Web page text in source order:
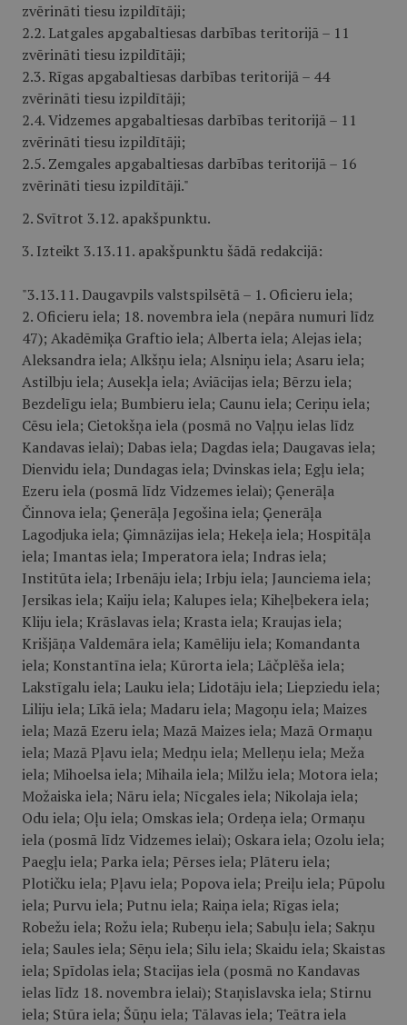
zvērināti tiesu izpildītāji;
2.2. Latgales apgabaltiesas darbības teritorijā – 11
zvērināti tiesu izpildītāji;
2.3. Rīgas apgabaltiesas darbības teritorijā – 44
zvērināti tiesu izpildītāji;
2.4. Vidzemes apgabaltiesas darbības teritorijā – 11
zvērināti tiesu izpildītāji;
2.5. Zemgales apgabaltiesas darbības teritorijā – 16
zvērināti tiesu izpildītāji."
2. Svītrot 3.12. apakšpunktu.
3. Izteikt 3.13.11. apakšpunktu šādā redakcijā:
"3.13.11. Daugavpils valstspilsētā – 1. Oficieru iela;
2. Oficieru iela; 18. novembra iela (nepāra numuri līdz
47); Akadēmiķa Graftio iela; Alberta iela; Alejas iela;
Aleksandra iela; Alkšņu iela; Alsniņu iela; Asaru iela;
Astilbju iela; Ausekļa iela; Aviācijas iela; Bērzu iela;
Bezdelīgu iela; Bumbieru iela; Caunu iela; Ceriņu iela;
Cēsu iela; Cietokšņa iela (posmā no Vaļņu ielas līdz
Kandavas ielai); Dabas iela; Dagdas iela; Daugavas iela;
Dienvidu iela; Dundagas iela; Dvinskas iela; Egļu iela;
Ezeru iela (posmā līdz Vidzemes ielai); Ģenerāļa
Činnova iela; Ģenerāļa Jegošina iela; Ģenerāļa
Lagodjuka iela; Ģimnāzijas iela; Hekeļa iela; Hospitāļa
iela; Imantas iela; Imperatora iela; Indras iela;
Institūta iela; Irbenāju iela; Irbju iela; Jaunciema iela;
Jersikas iela; Kaiju iela; Kalupes iela; Kiheļbekera iela;
Kliju iela; Krāslavas iela; Krasta iela; Kraujas iela;
Krišjāņa Valdemāra iela; Kamēliju iela; Komandanta
iela; Konstantīna iela; Kūrorta iela; Lāčplēša iela;
Lakstīgalu iela; Lauku iela; Lidotāju iela; Liepziedu iela;
Liliju iela; Līkā iela; Madaru iela; Magoņu iela; Maizes
iela; Mazā Ezeru iela; Mazā Maizes iela; Mazā Ormaņu
iela; Mazā Pļavu iela; Medņu iela; Melleņu iela; Meža
iela; Mihoelsa iela; Mihaila iela; Milžu iela; Motora iela;
Možaiska iela; Nāru iela; Nīcgales iela; Nikolaja iela;
Odu iela; Oļu iela; Omskas iela; Ordeņa iela; Ormaņu
iela (posmā līdz Vidzemes ielai); Oskara iela; Ozolu iela;
Paegļu iela; Parka iela; Pērses iela; Plāteru iela;
Plotičku iela; Pļavu iela; Popova iela; Preiļu iela; Pūpolu
iela; Purvu iela; Putnu iela; Raiņa iela; Rīgas iela;
Robežu iela; Rožu iela; Rubeņu iela; Sabuļu iela; Sakņu
iela; Saules iela; Sēņu iela; Silu iela; Skaidu iela; Skaistas
iela; Spīdolas iela; Stacijas iela (posmā no Kandavas
ielas līdz 18. novembra ielai); Staņislavska iela; Stirnu
iela; Stūra iela; Šūņu iela; Tālavas iela; Teātra iela